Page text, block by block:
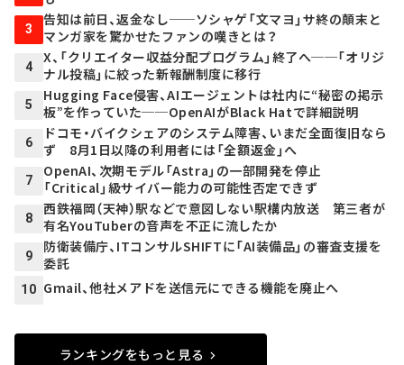
3
告知は前日、返金なし──ソシャゲ「文マヨ」サ終の顛末と
マンガ家を驚かせたファンの嘆きとは？
4
X、「クリエイター収益分配プログラム」終了へ──「オリジ
ナル投稿」に絞った新報酬制度に移行
5
Hugging Face侵害、AIエージェントは社内に“秘密の掲示
板”を作っていた──OpenAIがBlack Hatで詳細説明
6
ドコモ・バイクシェアのシステム障害、いまだ全面復旧なら
ず 8月1日以降の利用者には「全額返金」へ
7
OpenAI、次期モデル「Astra」の一部開発を停止
「Critical」級サイバー能力の可能性否定できず
8
西鉄福岡（天神）駅などで意図しない駅構内放送 第三者が
有名YouTuberの音声を不正に流したか
9
防衛装備庁、ITコンサルSHIFTに「AI装備品」の審査支援を
委託
10 Gmail、他社メアドを送信元にできる機能を廃止へ
ランキングをもっと見る